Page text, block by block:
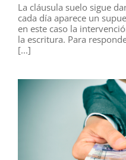
La cláusula suelo sigue
cada día aparece un
en este caso la
la escritura. Para
[...]